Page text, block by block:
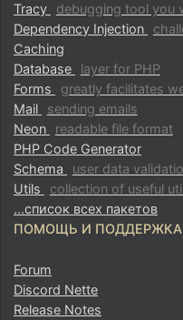
Tracy
debugging tool you
Dependency Injection
Caching
Database
layer for PHP
Forms
greatly facilitates
Mail
sending emails
Neon
readable file format
PHP Code Generator
Schema
user data
Utils
collection of useful
...список всех пакетов
ПОМОЩЬ И ПОДДЕРЖКА
Forum
Discord Nette
Release Notes